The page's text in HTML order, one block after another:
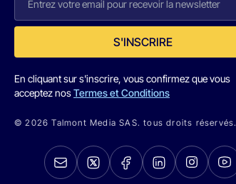
S'INSCRIRE
En cliquant sur s'inscrire, vous confirmez que vous
acceptez nosTermes et Conditions
© 2026 Talmont Media SAS. tous droits réservés.